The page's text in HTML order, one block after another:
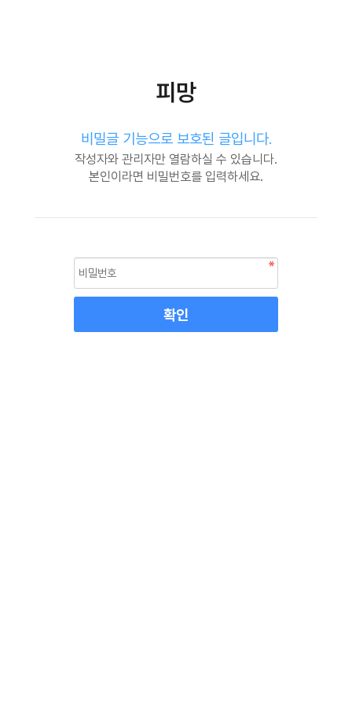
피망
비밀글 기능으로 보호된 글입니다.
작성자와 관리자만 열람하실 수 있습니다.
본인이라면 비밀번호를 입력하세요.